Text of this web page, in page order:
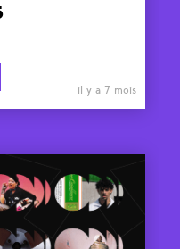
il y a 7 mois